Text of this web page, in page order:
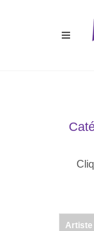
Artiste